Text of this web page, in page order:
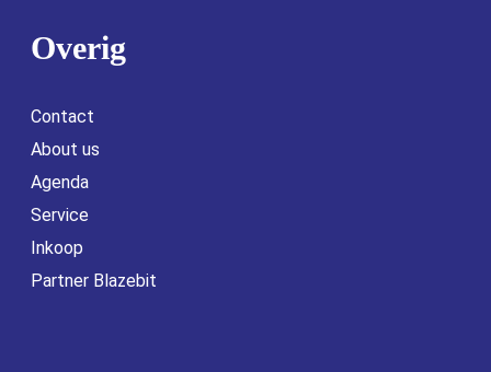
Overig
Contact
About us
Agenda
Service
Inkoop
Partner Blazebit